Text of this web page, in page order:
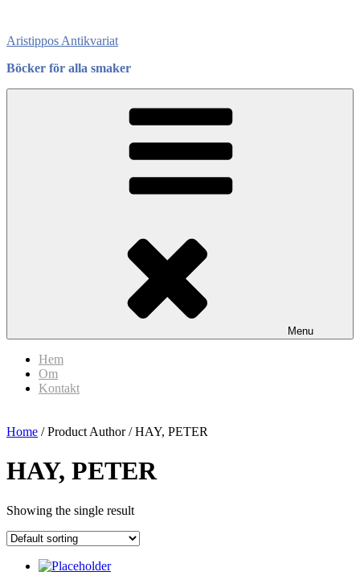
content
Aristippos Antikvariat
Böcker för alla smaker
Menu
Hem
Om
Kontakt
Home / Product Author / HAY, PETER
HAY, PETER
Showing the single result